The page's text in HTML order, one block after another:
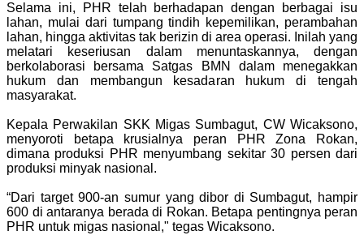
Selama ini, PHR telah berhadapan dengan berbagai isu
lahan, mulai dari tumpang tindih kepemilikan, perambahan
lahan, hingga aktivitas tak berizin di area operasi. Inilah yang
melatari keseriusan dalam menuntaskannya, dengan
berkolaborasi bersama Satgas BMN dalam menegakkan
hukum dan membangun kesadaran hukum di tengah
masyarakat.
Kepala Perwakilan SKK Migas Sumbagut, CW Wicaksono,
menyoroti betapa krusialnya peran PHR Zona Rokan,
dimana produksi PHR menyumbang sekitar 30 persen dari
produksi minyak nasional.
“Dari target 900-an sumur yang dibor di Sumbagut, hampir
600 di antaranya berada di Rokan. Betapa pentingnya peran
PHR untuk migas nasional," tegas Wicaksono.